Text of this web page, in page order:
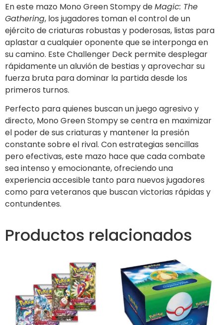
En este mazo Mono Green Stompy deMagic: The
Gathering, los jugadores toman el control de un
ejército de criaturas robustas y poderosas, listas para
aplastar a cualquier oponente que se interponga en
su camino. Este Challenger Deck permite desplegar
rápidamente un aluvión de bestias y aprovechar su
fuerza bruta para dominar la partida desde los
primeros turnos.
Perfecto para quienes buscan un juego agresivo y
directo, Mono Green Stompy se centra en maximizar
el poder de sus criaturas y mantener la presión
constante sobre el rival. Con estrategias sencillas
pero efectivas, este mazo hace que cada combate
sea intenso y emocionante, ofreciendo una
experiencia accesible tanto para nuevos jugadores
como para veteranos que buscan victorias rápidas y
contundentes.
Productos relacionados